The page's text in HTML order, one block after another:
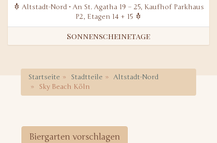
Altstadt-Nord • An St. Agatha 19 – 25, Kaufhof Parkhaus
P2, Etagen 14 + 15
Sonnenscheinetage
Startseite Stadtteile
Altstadt-Nord
Sky Beach Köln
Biergarten vorschlagen